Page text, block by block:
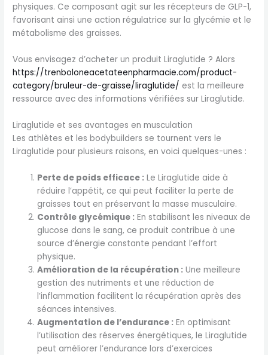
physiques. Ce composant agit sur les récepteurs de GLP-1,
favorisant ainsi une action régulatrice sur la glycémie et le
métabolisme des graisses.
Vous envisagez d’acheter un produit Liraglutide ? Alors
https://trenboloneacetateenpharmacie.com/product-
category/bruleur-de-graisse/liraglutide/ est la meilleure
ressource avec des informations vérifiées sur Liraglutide.
Liraglutide et ses avantages en musculation
Les athlètes et les bodybuilders se tournent vers le
Liraglutide pour plusieurs raisons, en voici quelques-unes :
Perte de poids efficace : Le Liraglutide aide à
réduire l’appétit, ce qui peut faciliter la perte de
graisses tout en préservant la masse musculaire.
Contrôle glycémique : En stabilisant les niveaux de
glucose dans le sang, ce produit contribue à une
source d’énergie constante pendant l’effort
physique.
Amélioration de la récupération : Une meilleure
gestion des nutriments et une réduction de
l’inflammation facilitent la récupération après des
séances intensives.
Augmentation de l’endurance : En optimisant
l’utilisation des réserves énergétiques, le Liraglutide
peut améliorer l’endurance lors d’exercices